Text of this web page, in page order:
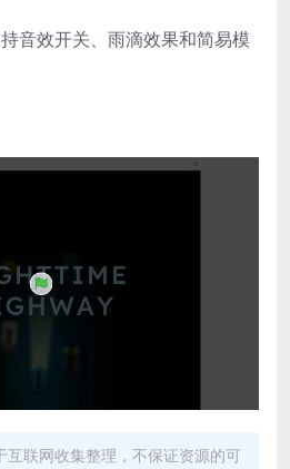
持音效开关、雨滴效果和简易模
互联网收集整理，不保证资源的可